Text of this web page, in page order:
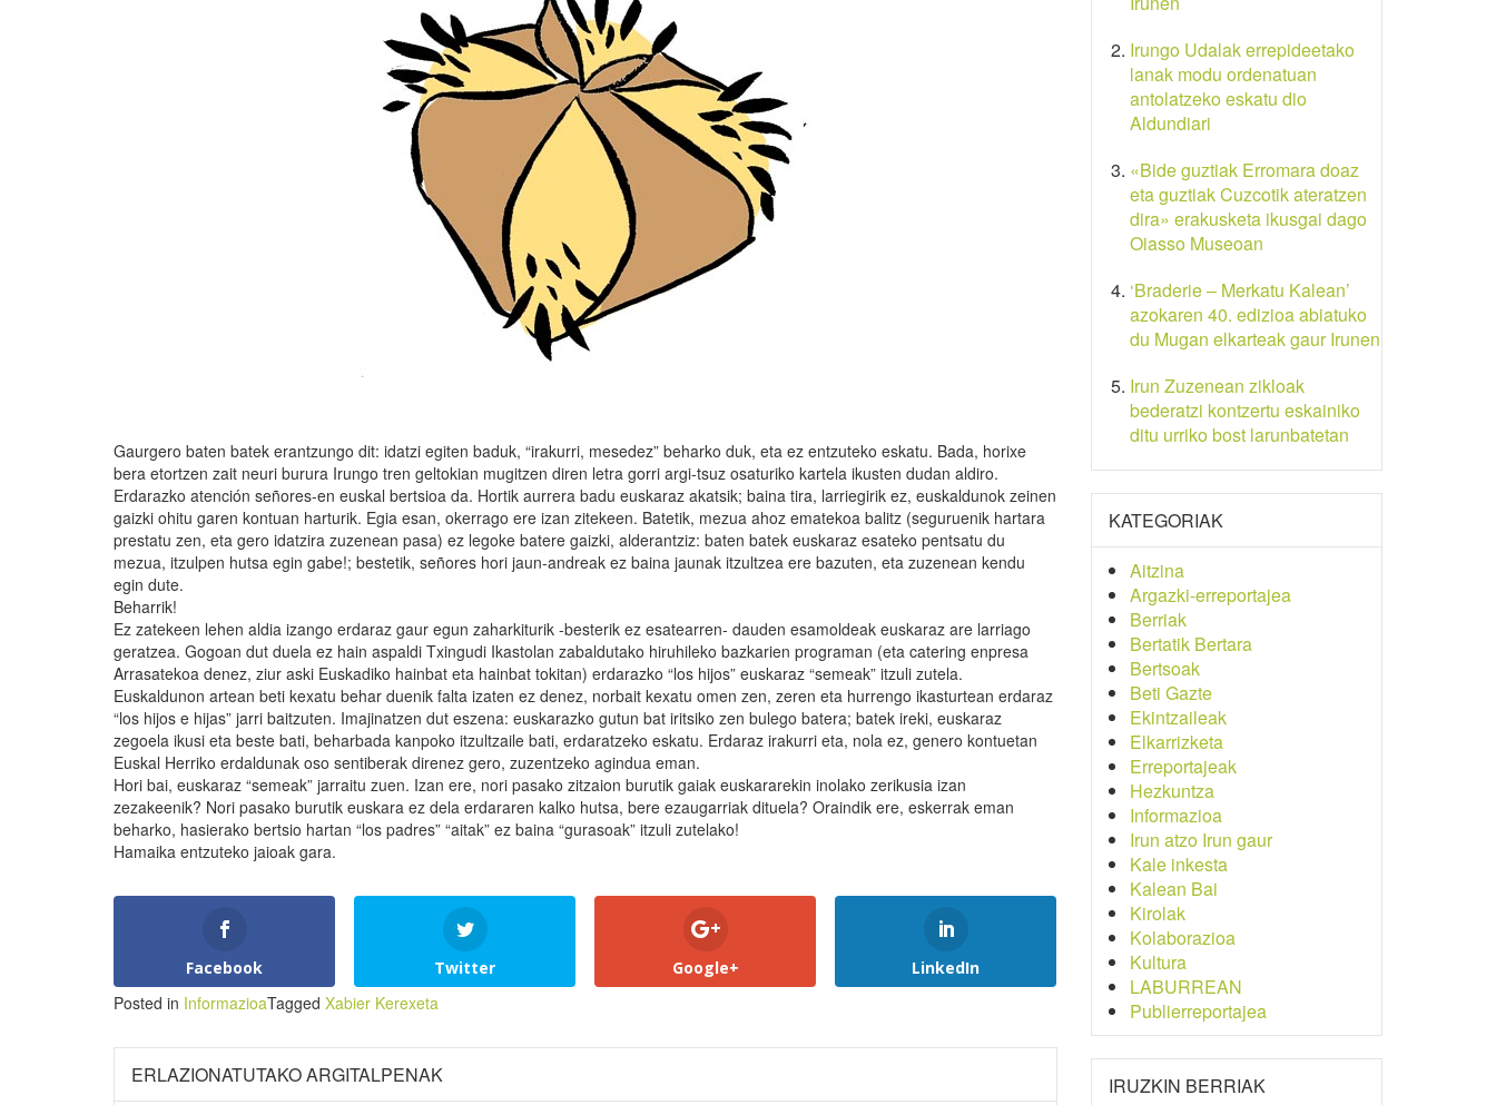
Gaurgero baten batek erantzungo dit: idatzi egiten baduk, “irakurri, mesedez” beharko duk, eta ez entzuteko eskatu. Bada, horixe
bera etortzen zait neuri burura Irungo tren geltokian mugitzen diren letra gorri argi-tsuz osaturiko kartela ikusten dudan aldiro.
Erdarazko atención señores-en euskal bertsioa da. Hortik aurrera badu euskaraz akatsik; baina tira, larriegirik ez, euskaldunok zeinen
gaizki ohitu garen kontuan harturik. Egia esan, okerrago ere izan zitekeen. Batetik, mezua ahoz ematekoa balitz (seguruenik hartara
prestatu zen, eta gero idatzira zuzenean pasa) ez legoke batere gaizki, alderantziz: baten batek euskaraz esateko pentsatu du
mezua, itzulpen hutsa egin gabe!; bestetik, señores hori jaun-andreak ez baina jaunak itzultzea ere bazuten, eta zuzenean kendu
egin dute.
Beharrik!
Ez zatekeen lehen aldia izango erdaraz gaur egun zaharkiturik -besterik ez esatearren- dauden esamoldeak euskaraz are larriago
geratzea. Gogoan dut duela ez hain aspaldi Txingudi Ikastolan zabaldutako hiruhileko bazkarien programan (eta catering enpresa
Arrasatekoa denez, ziur aski Euskadiko hainbat eta hainbat tokitan) erdarazko “los hijos” euskaraz “semeak” itzuli zutela.
Euskaldunon artean beti kexatu behar duenik falta izaten ez denez, norbait kexatu omen zen, zeren eta hurrengo ikasturtean erdaraz
“los hijos e hijas” jarri baitzuten. Imajinatzen dut eszena: euskarazko gutun bat iritsiko zen bulego batera; batek ireki, euskaraz
zegoela ikusi eta beste bati, beharbada kanpoko itzultzaile bati, erdaratzeko eskatu. Erdaraz irakurri eta, nola ez, genero kontuetan
Euskal Herriko erdaldunak oso sentiberak direnez gero, zuzentzeko agindua eman.
Hori bai, euskaraz “semeak” jarraitu zuen. Izan ere, nori pasako zitzaion burutik gaiak euskararekin inolako zerikusia izan
zezakeenik? Nori pasako burutik euskara ez dela erdararen kalko hutsa, bere ezaugarriak dituela? Oraindik ere, eskerrak eman
beharko, hasierako bertsio hartan “los padres” “aitak” ez baina “gurasoak” itzuli zutelako!
Hamaika entzuteko jaioak gara.
Facebook Twitter Google+ LinkedIn
Posted in InformazioaTagged Xabier Kerexeta
ERLAZIONATUTAKO ARGITALPENAK
Irungo Udalak errepideetako
lanak modu ordenatuan
antolatzeko eskatu dio
Aldundiari
«Bide guztiak Erromara doaz
eta guztiak Cuzcotik ateratzen
dira» erakusketa ikusgai dago
Oiasso Museoan
‘Braderie – Merkatu Kalean’
azokaren 40. edizioa abiatuko
du Mugan elkarteak gaur Irunen
Irun Zuzenean zikloak
bederatzi kontzertu eskainiko
ditu urriko bost larunbatetan
KATEGORIAK
Aitzina
Argazki-erreportajea
Berriak
Bertatik Bertara
Bertsoak
Beti Gazte
Ekintzaileak
Elkarrizketa
Erreportajeak
Hezkuntza
Informazioa
Irun atzo Irun gaur
Kale inkesta
Kalean Bai
Kirolak
Kolaborazioa
Kultura
LABURREAN
Publierreportajea
IRUZKIN BERRIAK